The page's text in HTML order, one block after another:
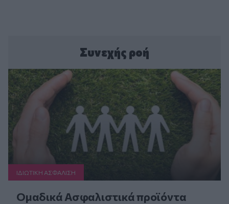
Συνεχής ροή
ΙΔΙΩΤΙΚΗ ΑΣΦAΛΙΣΗ
Ομαδικά Ασφαλιστικά προϊόντα